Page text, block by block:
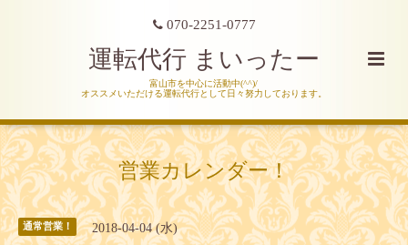
070-2251-0777
運転代行 まいったー
富山市を中心に活動中(^^)/
オススメいただける運転代行として日々努力しております。
営業カレンダー！
通常営業！ 2018-04-04 (水)